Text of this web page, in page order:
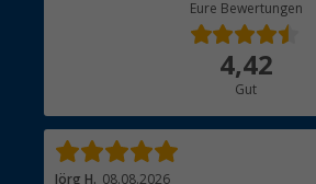
Eure Bewertungen
4,42
Gut
Jörg H. 08.08.2026